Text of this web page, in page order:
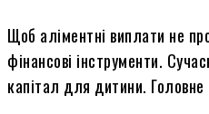
Щоб аліментні виплати не
фінансові інструменти.
капітал для дитини. Головне